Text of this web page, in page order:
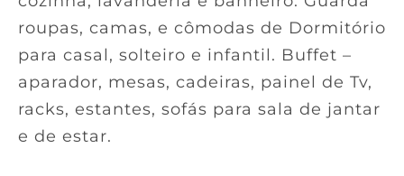
roupas, camas, e cômodas de Dormitório
para casal, solteiro e infantil. Buffet –
aparador, mesas, cadeiras, painel de Tv,
racks, estantes, sofás para sala de jantar
e de estar.